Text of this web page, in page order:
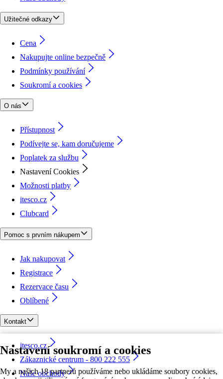
Nastavení soukromí a cookies
My a našich 18 partnerů používáme nebo ukládáme soubory cookies,
Užitečné odkazy
Cena
Nakupujte online bezpečně
Podmínky používání
Soukromí a cookies
O nás
Přístupnost
Podívejte se, kam doručujeme
Poplatek za službu
Nastavení Cookies
Možnosti platby
itesco.cz
Clubcard
Pomoc s prvním nákupem
Jak nakupovat
Registrace
Rezervace času
Oblíbené
Kontakt
itesco.cz
Zákaznické centrum - 800 222 555
Naše obchody